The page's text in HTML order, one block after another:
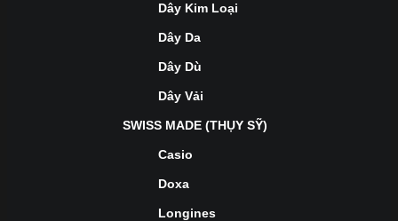
Dây Kim Loại
Dây Da
Dây Dù
Dây Vải
SWISS MADE (THỤY SỸ)
Casio
Doxa
Longines